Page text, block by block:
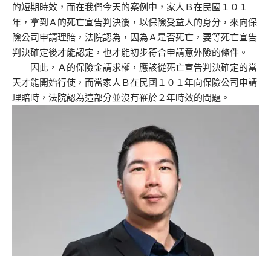
的短期時效，而在我們今天的案例中，家人Ｂ在民國１０１
年，拿到Ａ的死亡宣告判決後，以保險受益人的身分，來向保
險公司申請理賠，法院認為，因為Ａ是否死亡，要等死亡宣告
判決確定後才能認定，也才能初步符合申請意外險的條件。
因此，Ａ的保險金請求權，應該從死亡宣告判決確定的當
天才能開始行使，而當家人Ｂ在民國１０１年向保險公司申請
理賠時，法院認為這部分並沒有罹於２年時效的問題。